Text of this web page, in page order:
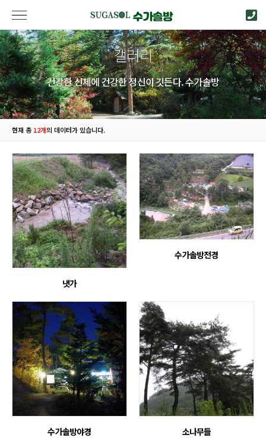
갤러리
건강한 신체에 건강한 정신이 깃든다. 수가솔방
현재 총 12개의 데이터가 있습니다.
냇가
수가솔방전경
수가솔방야경 소나무들